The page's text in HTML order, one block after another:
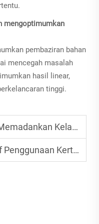
mengoptimumkan
pembaziran bahan
mencegah masalah
hasil linear,
tinggi.
Riben dengan Peralatan Pencetakan
Kod pada Penandaan Produk